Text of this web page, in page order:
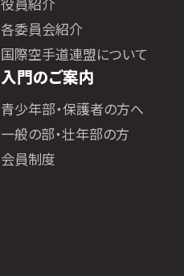
役員紹介
各委員会紹介
国際空手道連盟について
入門のご案内
青少年部・保護者の方へ
一般の部・壮年部の方
会員制度